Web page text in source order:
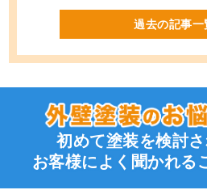
過去の記事一
初めて塗装を検討さ
お客様によく聞かれる